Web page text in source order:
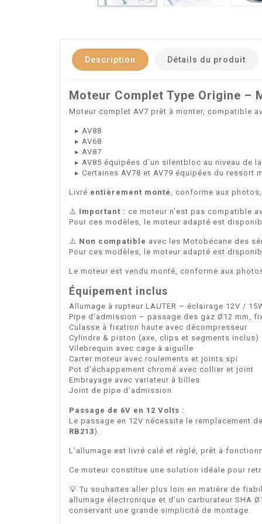
Description Détails du produit
Moteur Complet Type Origine –
Moteur complet AV7 prêt à monter, compatible
▸ AV88
▸ AV68
▸ AV87
▸ AV85 équipées d’un silentbloc au niveau de
▸ Certaines AV78 et AV79 équipées du ressort
Livré entièrement monté , conforme aux
⚠️ Important : ce moteur n’est pas compatible
Pour ces modèles, le moteur adapté est
⚠️ Non compatible avec les Motobécane des
Pour ces modèles, le moteur adapté est
Le moteur est vendu monté, conforme aux
Équipement inclus
Allumage à rupteur LAUTER – éclairage 12V /
Pipe d’admission – passage des gaz Ø12 mm,
Culasse à fixation haute avec décompresseur
Cylindre & piston (axe, clips et segments inclus)
Vilebrequin avec cage à aiguille
Carter moteur avec roulements et joints spi
Pot d’échappement chromé avec collier et joint
Embrayage avec variateur à billes
Joint de pipe d’admission
Passage de 6V en 12 Volts :
Le passage en 12V nécessite le remplacement
RB213).
L’allumage est livré calé et réglé, prêt à
Ce moteur constitue une solution idéale pour
💡 Tu souhaites aller plus loin en matière de
allumage électronique et d’un carburateur SHA
conservant une grande simplicité de montage.